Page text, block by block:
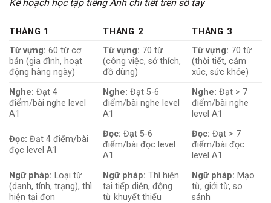
Kế hoạch học tập tiếng Anh chi tiết trên sổ tay
THÁNG 1 THÁNG 2
THÁNG 3
Từ vựng: 60 từ cơ
bản (gia đình, hoạt
động hàng ngày)
Từ vựng: 70 từ
(công việc, sở thích,
đồ dùng)
Từ vựng: 70 từ
(thời tiết, cảm
xúc, sức khỏe)
Nghe: Đạt 4
điểm/bài nghe level
A1
Nghe: Đạt 5-6
điểm/bài nghe level
A1
Nghe: Đạt > 7
điểm/bài nghe
level A1
Đọc: Đạt 4 điểm/bài
đọc level A1
Đọc: Đạt 5-6
điểm/bài đọc level
A1
Đọc: Đạt > 7
điểm/bài đọc
level A1
Ngữ pháp: Loại từ
(danh, tính, trạng), thì
hiện tại đơn
Ngữ pháp: Thì hiện
tại tiếp diễn, động
từ khuyết thiếu
Ngữ pháp: Mạo
từ, giới từ, so
sánh